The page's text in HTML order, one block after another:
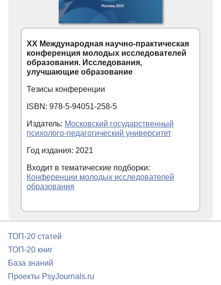
XX Международная научно-практическая
конференция молодых исследователей
образования. Исследования,
улучшающие образование
Тезисы конференции
ISBN: 978-5-94051-258-5
Издатель: Московский государственный
психолого-педагогический университет
Год издания: 2021
Входит в тематические подборки:
Конференции молодых исследователей
образования
ТОП-20 статей
ТОП-20 книг
База знаний
Проекты PsyJournals.ru